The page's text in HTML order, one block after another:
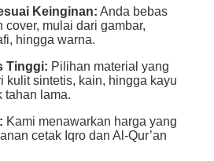
Keinginan: Anda bebas
cover, mulai dari gambar,
hingga warna.
Tinggi: Pilihan material yang
kulit sintetis, kain, hingga kayu
tahan lama.
Kami menawarkan harga yang
cetak Iqro dan Al-Qur’an